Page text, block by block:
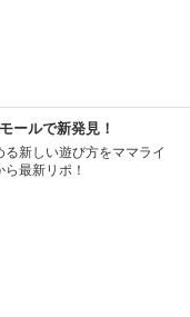
ールで新発見！
る新しい遊び方をママライ
最新リポ！